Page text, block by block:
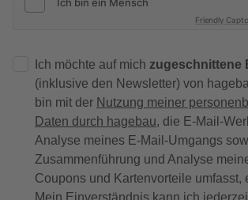
Friendly
Ich möchte auf mich zugeschnittene
(inklusive den Newsletter) von
bin mit der Nutzung meiner
Daten durch hagebau, die E-Mail-
Analyse meines E-Mail-Umgangs
Zusammenführung und Analyse
Coupons und Kartenvorteile umfasst,